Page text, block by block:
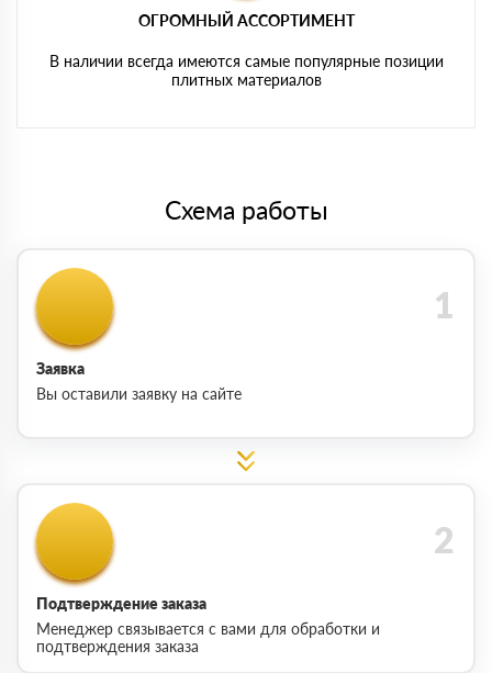
ОГРОМНЫЙ АССОРТИМЕНТ
В наличии всегда имеются самые популярные позиции
плитных материалов
Схема работы
Заявка
Вы оставили заявку на сайте
Подтверждение заказа
Менеджер связывается с вами для обработки и
подтверждения заказа